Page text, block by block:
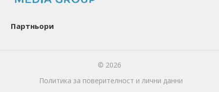
Партньори
© 2026
Политика за поверителност и лични данни